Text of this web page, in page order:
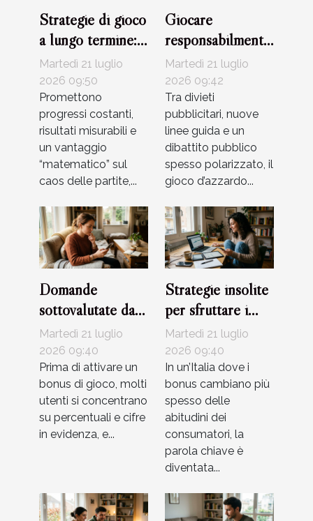
Strategie di gioco
a lungo termine:
mito o realtà?
Martedì 21 luglio
2026 09:50
Promettono
progressi costanti,
risultati misurabili e
un vantaggio
“matematico” sul
caos delle partite,...
Giocare
responsabilmente
per cambiare la
narrazione sul
mondo
dell’azzardo
Martedì 21 luglio
2026 09:42
Tra divieti
pubblicitari, nuove
linee guida e un
dibattito pubblico
spesso polarizzato, il
gioco d’azzardo...
Domande
sottovalutate da
porsi prima di
usare un bonus di
gioco
Martedì 21 luglio
2026 09:40
Prima di attivare un
bonus di gioco, molti
utenti si concentrano
su percentuali e cifre
in evidenza, e...
Strategie insolite
per sfruttare i
bonus senza
rischiare
Martedì 21 luglio
2026 09:40
In un’Italia dove i
bonus cambiano più
spesso delle
abitudini dei
consumatori, la
parola chiave è
diventata...